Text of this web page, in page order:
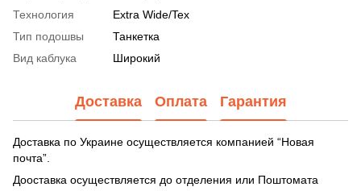
Технология
Extra Wide/Tex
Тип подошвы
Танкетка
Вид каблука
Широкий
Доставка Оплата Гарантия
Доставка по Украине осуществляется компанией “Новая
почта”.
Дооставка осуществляется до отделения или Поштомата